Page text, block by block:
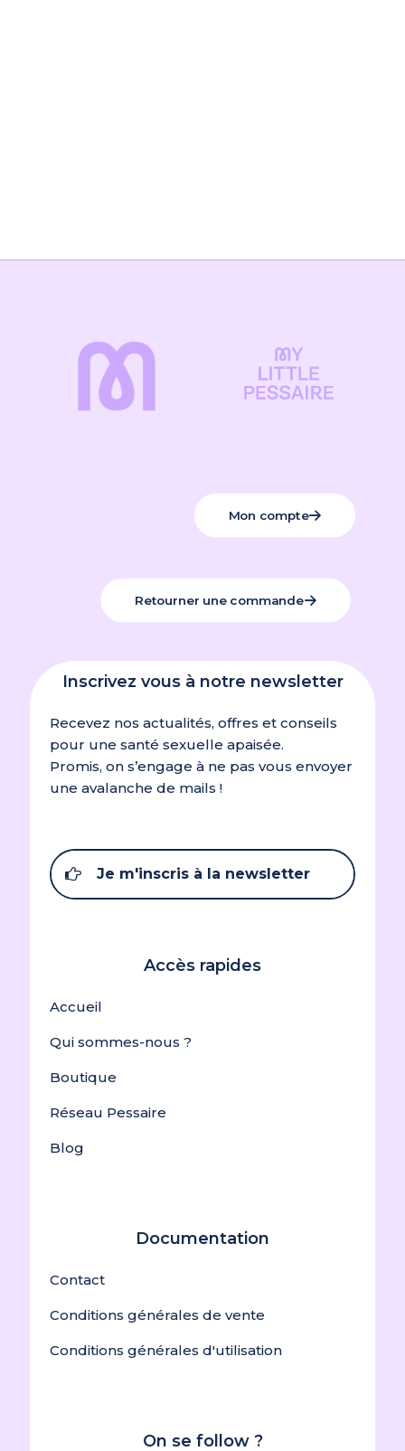
Mon compte
Retourner une commande
Inscrivez vous à notre newsletter
Recevez nos actualités, offres et conseils
pour une santé sexuelle apaisée.
Promis, on s’engage à ne pas vous envoyer
une avalanche de mails !
Je m'inscris à la newsletter
Accès rapides
Accueil
Qui sommes-nous ?
Boutique
Réseau Pessaire
Blog
Documentation
Contact
Conditions générales de vente
Conditions générales d'utilisation
On se follow ?